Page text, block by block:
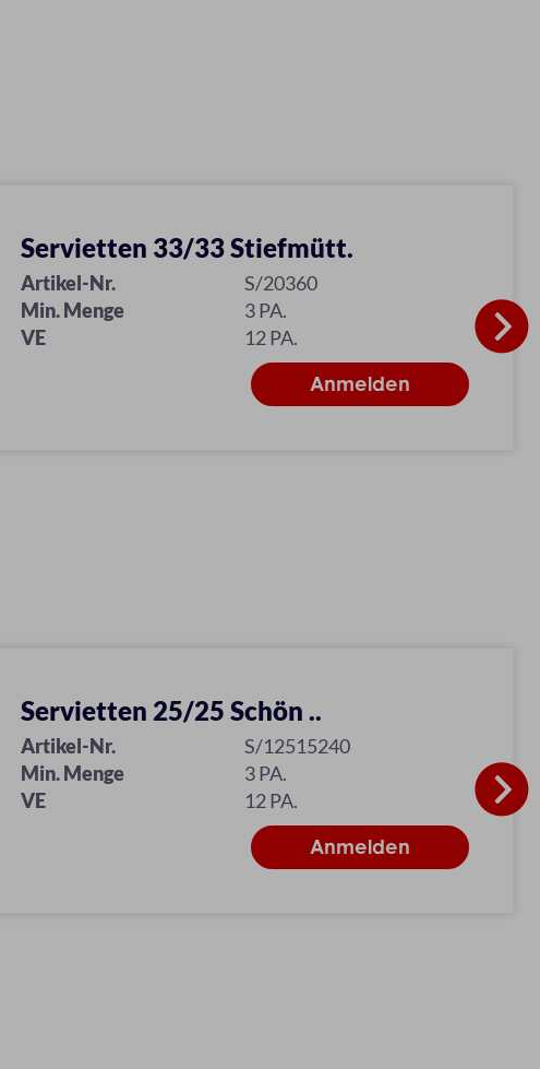
Servietten 33/33 Stiefmütt.
Artikel-Nr.
S/20360
Min. Menge
3 PA.
VE
12 PA.
Servietten 25/25 Schön ..
Artikel-Nr.
S/12515240
Min. Menge
3 PA.
VE
12 PA.